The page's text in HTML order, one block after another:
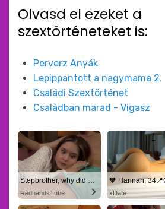
Olvasd el ezeket a
szextörténeteket is:
Perverz Anyák
Lepippantott a nagymama 2.
Családi Szextörténet
Családban marad - Vigasz
Stepbrother, why did you show me your dick? Now I want to fuck you with my wet pussy
RedhandsTube xDate